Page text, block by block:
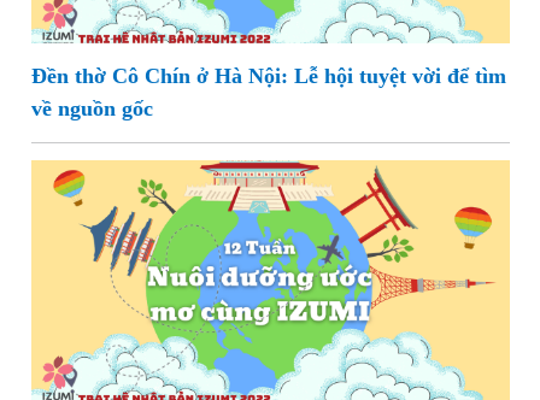
Đền thờ Cô Chín ở Hà Nội: Lễ hội tuyệt vời để tìm
về nguồn gốc